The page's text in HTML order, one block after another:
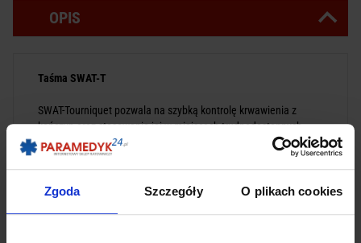
Zgoda Szczegóły O plikach cookies
OPIS
Taśma SWAT-T
SWAT-Tourniquet pozwala na szybką kontrolę krwawienia z
kończyn oraz stosowanie jej w miejscach trudnodostępnych
np.pachy, pachwiny.
taktyczną - może pełnić trzy funkcje: